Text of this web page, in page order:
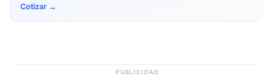
Cotizar →
PUBLICIDAD